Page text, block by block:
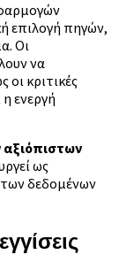
επιλογή πηγών,
Οι
να
οι κριτικές
ενεργή
αξιόπιστων
ως
δεδομένων